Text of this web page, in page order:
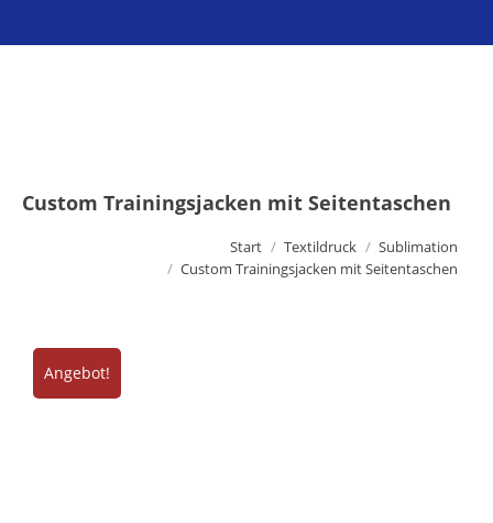
Custom Trainingsjacken mit Seitentaschen
Start Textildruck
Sublimation
Custom Trainingsjacken mit Seitentaschen
Angebot!